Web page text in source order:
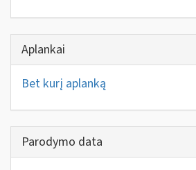
Aplankai
Bet kurį aplanką
Parodymo data